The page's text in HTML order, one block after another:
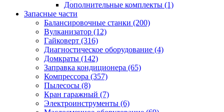
Дополнительные комплекты (1)
Запасные части
Балансировочные станки (200)
Вулканизатор (12)
Гайковерт (316)
Диагностическое оборудование (4)
Домкраты (142)
Заправка кондиционера (65)
Компрессора (357)
Пылесосы (8)
Кран гаражный (7)
Электроинструменты (6)